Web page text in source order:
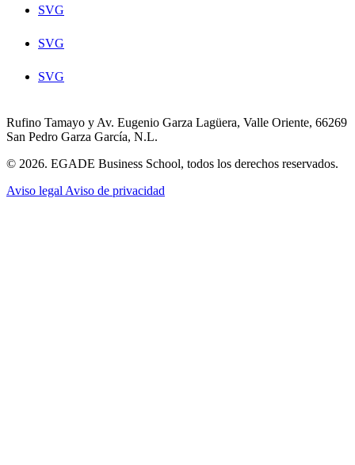
SVG
SVG
SVG
Rufino Tamayo y Av. Eugenio Garza Lagüera, Valle Oriente, 66269
San Pedro Garza García, N.L.
© 2026. EGADE Business School, todos los derechos reservados.
Aviso legal Aviso de privacidad